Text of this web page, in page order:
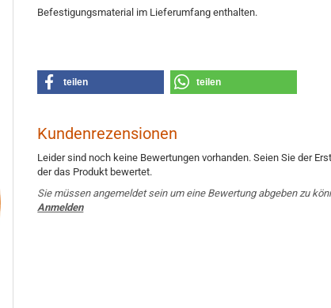
Befestigungsmaterial im Lieferumfang enthalten.
teilen teilen
Kundenrezensionen
Leider sind noch keine Bewertungen vorhanden. Seien Sie der
der das Produkt bewertet.
Sie müssen angemeldet sein um eine Bewertung abgeben zu
Anmelden